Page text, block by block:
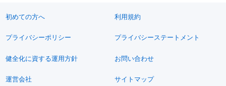
初めての方へ 利用規約
プライバシーポリシー プライバシーステートメント
健全化に資する運用方針 お問い合わせ
運営会社 サイトマップ